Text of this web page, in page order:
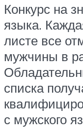
Конкурс на
языка.
листе все
мужчины в
списка
с мужского